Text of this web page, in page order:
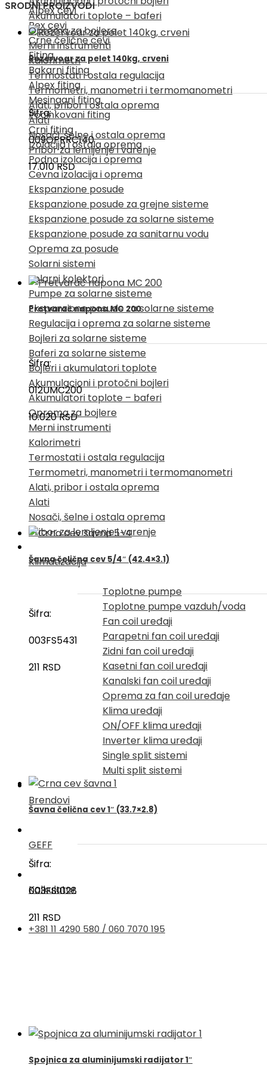
Alpex cevi
Pex cevi
Crne čelične cevi
Fiting
Bakarni fiting
Alpex fiting
Mesingani fiting
Pocinkovani fiting
Crni fiting
Izolacija i ostala oprema
Podna izolacija i oprema
Cevna izolacija i oprema
Ekspanzione posude
Ekspanzione posude za grejne sisteme
Ekspanzione posude za solarne sisteme
Ekspanzione posude za sanitarnu vodu
Oprema za posude
Solarni sistemi
Solarni kolektori
Pumpe za solarne sisteme
Ekspanzione posude za solarne sisteme
Regulacija i oprema za solarne sisteme
Bojleri za solarne sisteme
Baferi za solarne sisteme
Bojleri i akumulatori toplote
Akumulacioni i protočni bojleri
Akumulatori toplote – baferi
Oprema za bojlere
Merni instrumenti
Kalorimetri
Termostati i ostala regulacija
Termometri, manometri i termomanometri
Alati, pribor i ostala oprema
Alati
Nosači, šelne i ostala oprema
Pribor za lemljenje i varenje
Klimatizacija
Toplotne pumpe
Toplotne pumpe vazduh/voda
Fan coil uređaji
Parapetni fan coil uređaji
Zidni fan coil uređaji
Kasetni fan coil uređaji
Kanalski fan coil uređaji
Oprema za fan coil uređaje
Klima uređaji
ON/OFF klima uređaji
Inverter klima uređaji
Single split sistemi
Multi split sistemi
Brendovi
GEFF
Kalkulator
+381 11 4290 580 / 060 7070 195
Akumulatori toplote – baferi
Oprema za bojlere
Merni instrumenti
Kalorimetri
Termostati i ostala regulacija
Termometri, manometri i termomanometri
Alati, pribor i ostala oprema
Alati
Nosači, šelne i ostala oprema
Pribor za lemljenje i varenje
SRODNI PROIZVODI
Rezervoar za pelet 140kg, crveni
Šifra:
009OPRRC140
17.010RSD
Pretvarač napona MC 200
Šifra:
012UMC200
10.020RSD
Šavna čelična cev 5/4″ (42.4×3.1)
Šifra:
003FS5431
211 RSD
Šavna čelična cev 1″ (33.7×2.8)
Šifra:
003FS1028
211 RSD
Spojnica za aluminijumski radijator 1″